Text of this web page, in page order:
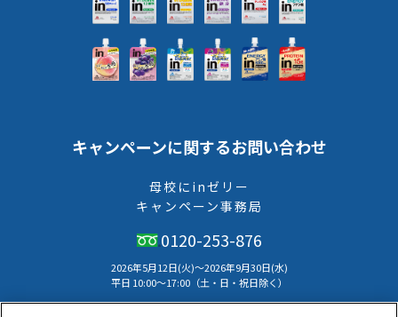
キャンペーンに関するお問い合わせ
母校にinゼリー
キャンペーン事務局
0120-253-876
2026年5月12日(火)～2026年9月30日(水)
平⽇ 10:00〜17:00（⼟・⽇・祝⽇除く）